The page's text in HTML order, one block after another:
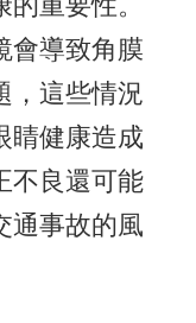
會導致角膜
，這些情況
睛健康造成
不良還可能
通事故的風